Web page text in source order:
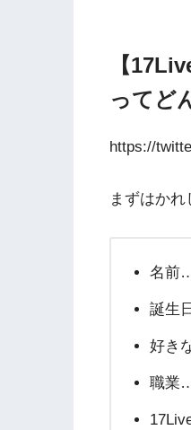
【
ってど
https://
まずはかれ
名前
誕生
好き
職業